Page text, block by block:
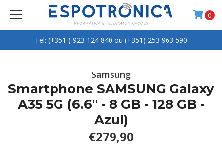
Tel: (+351 ) 923 124 840 ou (+351) 253 963 590
0
Samsung
Smartphone SAMSUNG Galaxy
A35 5G (6.6'' - 8 GB - 128 GB -
Azul)
€279,90